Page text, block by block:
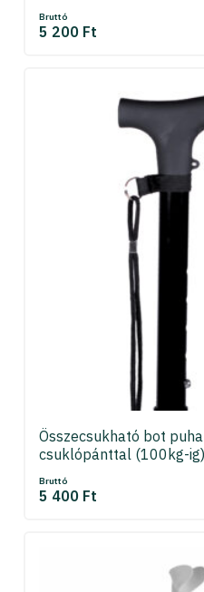
Bruttó
5 200 Ft
Összecsukható bot
csuklópánttal (100kg-ig)
Bruttó
5 400 Ft